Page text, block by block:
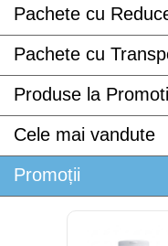
Pachete cu
Pachete cu
Produse la
Cele mai vandute
Promoții